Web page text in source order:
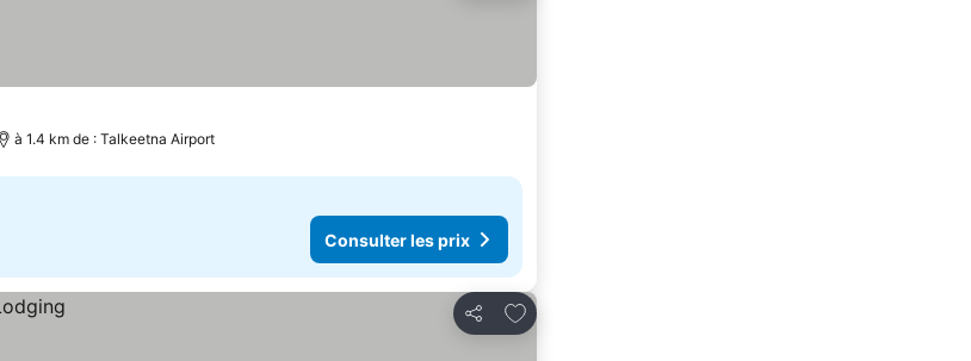
à 1.4 km de : Talkeetna Airport
Consulter les prix
Partager
Ajouter à mes favoris